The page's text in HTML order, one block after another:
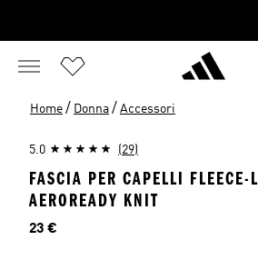
Home / Donna / Accessori
5.0 (29)
FASCIA PER CAPELLI FLEECE-
AEROREADY KNIT
Prezzo
23 €